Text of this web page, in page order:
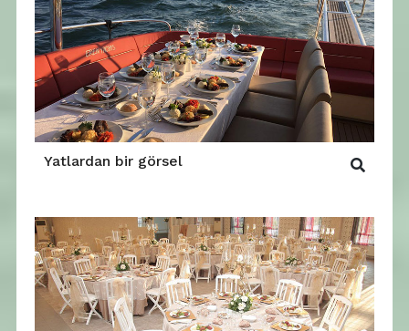
Yatlardan bir görsel